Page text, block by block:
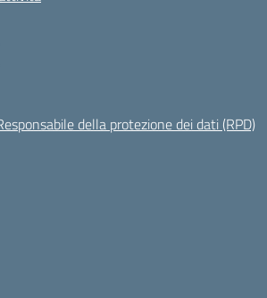
della protezione dei dati (RPD)